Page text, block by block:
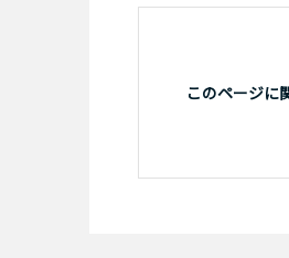
このページに